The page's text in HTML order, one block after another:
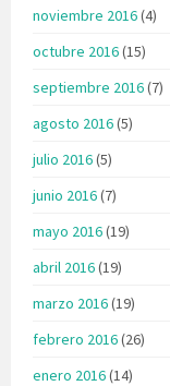
noviembre 2016(4)
octubre 2016(15)
septiembre 2016(7)
agosto 2016(5)
julio 2016(5)
junio 2016(7)
mayo 2016(19)
abril 2016(19)
marzo 2016(19)
febrero 2016(26)
enero 2016(14)